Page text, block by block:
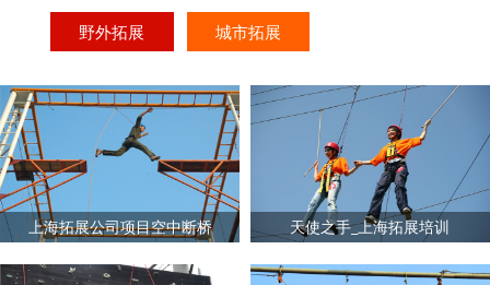
野外拓展 城市拓展
上海拓展公司项目空中断桥 天使之手_上海拓展培训